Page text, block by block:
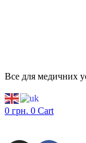
Все для медичних
0 грн. 0 Cart